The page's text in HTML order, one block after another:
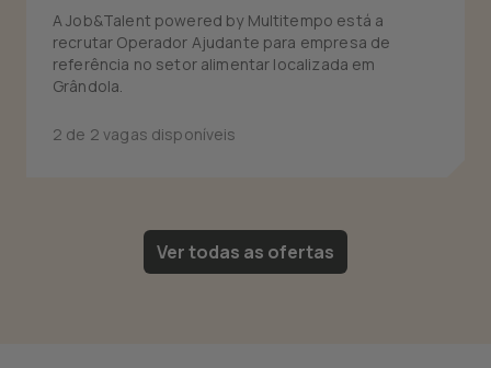
A Job&Talent powered by Multitempo está a
recrutar Operador Ajudante para empresa de
referência no setor alimentar localizada em
Grândola.
2 de 2 vagas disponíveis
Ver todas as ofertas